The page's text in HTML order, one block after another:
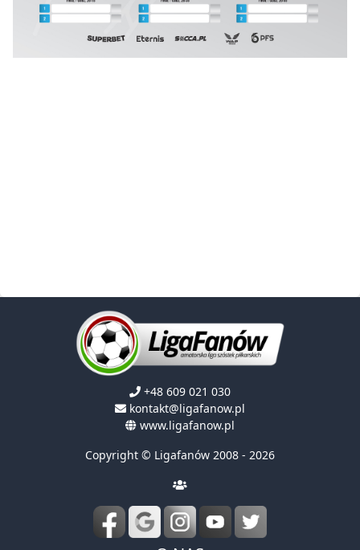
+48 609 021 030
kontakt@ligafanow.pl
www.ligafanow.pl
Copyright © Ligafanów 2008 - 2026